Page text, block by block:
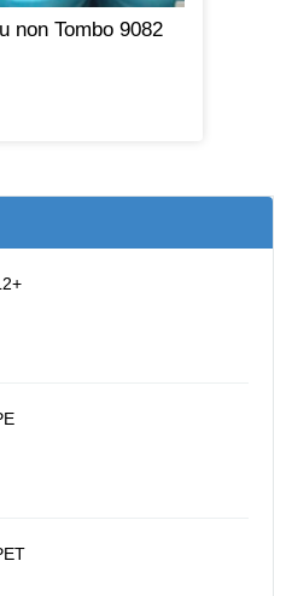
non Tombo 9082